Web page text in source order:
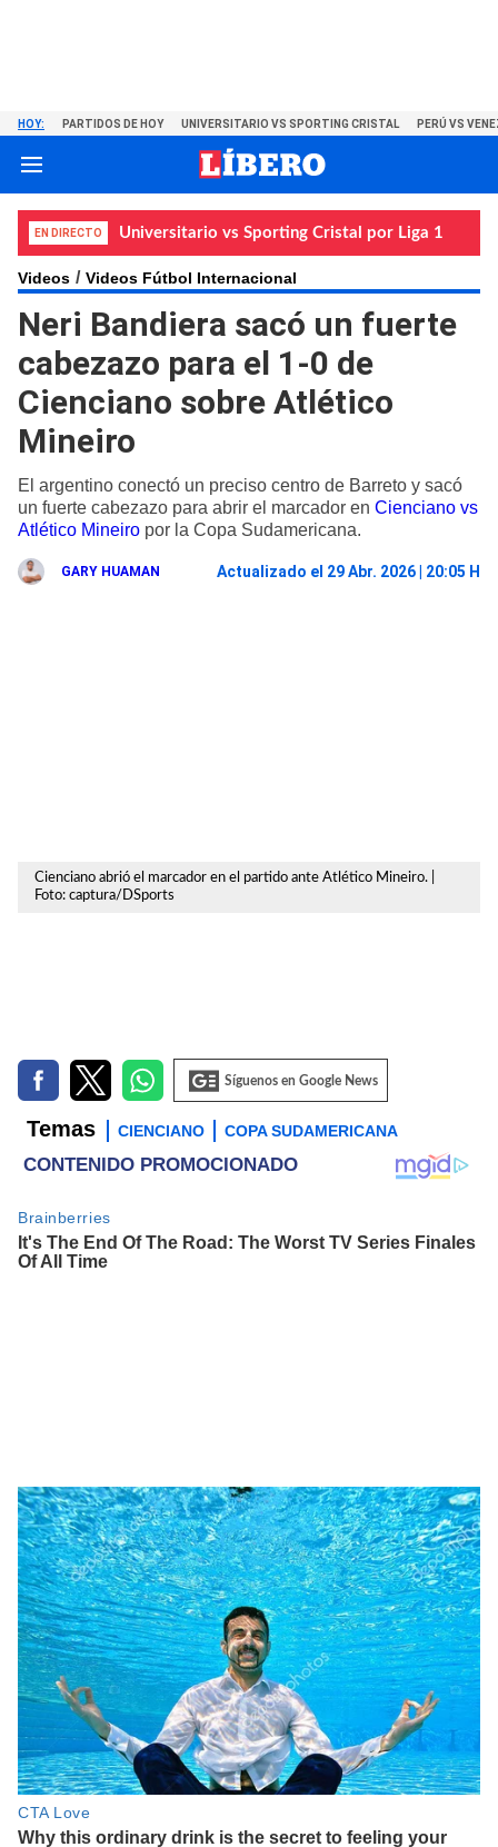
HOY: PARTIDOS DE HOY UNIVERSITARIO VS SPORTING CRISTAL PERÚ VS
EN DIRECTO Universitario vs Sporting Cristal por Liga 1
Videos Videos Fútbol Internacional
Neri Bandiera sacó un fuerte
cabezazo para el 1-0 de
Cienciano sobre Atlético
Mineiro
El argentino conectó un preciso centro de Barreto y sacó
un fuerte cabezazo para abrir el marcador en Cienciano vs
Atlético Mineiro por la Copa Sudamericana.
GARY HUAMAN Actualizado el 29 Abr. 2026 | 20:05 H
Cienciano abrió el marcador en el partido ante Atlético Mineiro. |
Foto: captura/DSports
Síguenos en Google News
Temas CIENCIANO COPA SUDAMERICANA